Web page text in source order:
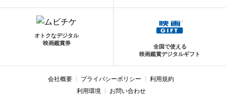
オトクなデジタル
映画鑑賞券
全国で使える
映画鑑賞デジタルギフト
会社概要 プライバシーポリシー
利用規約
利用環境
お問い合わせ